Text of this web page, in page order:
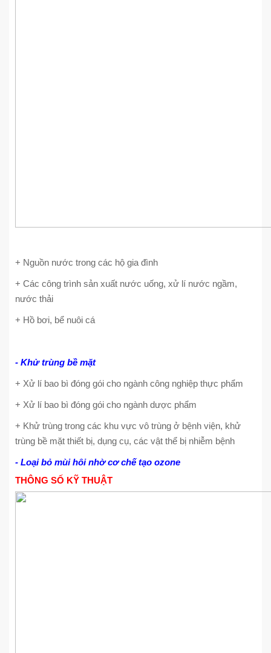
+ Nguồn nước trong các hộ gia đình
+ Các công trình sản xuất nước uống, xử lí nước ngầm,
nước thải
+ Hồ bơi, bể nuôi cá
- Khử trùng bề mặt
+ Xử lí bao bì đóng gói cho ngành công nghiệp thực phẩm
+ Xử lí bao bì đóng gói cho ngành dược phẩm
+ Khử trùng trong các khu vực vô trùng ở bệnh viện, khử
trùng bề mặt thiết bị, dụng cụ, các vật thể bị nhiễm bệnh
- Loại bỏ mùi hôi nhờ cơ chế tạo ozone
THÔNG SỐ KỸ THUẬT